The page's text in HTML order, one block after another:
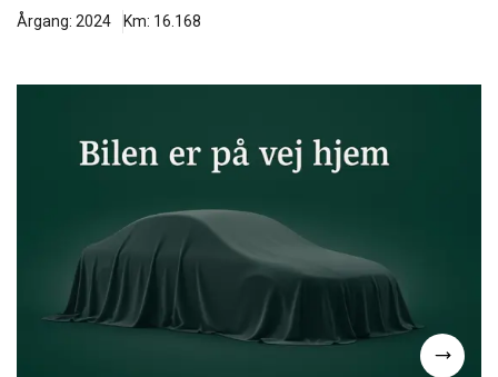
Årgang: 2024 Km: 16.168